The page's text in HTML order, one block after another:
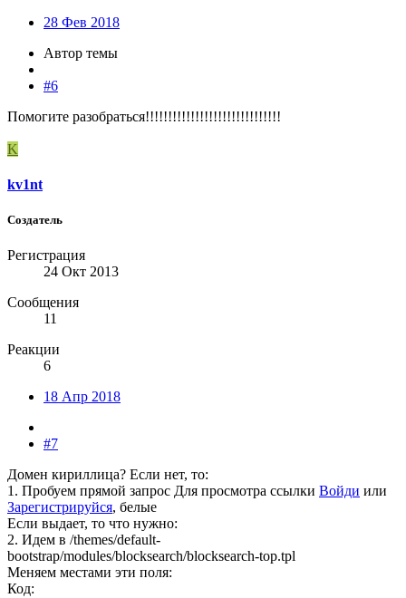
28 Фев 2018
Автор темы
#6
Помогите разобраться!!!!!!!!!!!!!!!!!!!!!!!!!!!!!!
K
kv1nt
Создатель
Регистрация
24 Окт 2013
Сообщения
11
Реакции
6
18 Апр 2018
#7
Домен кириллица? Если нет, то:
1. Пробуем прямой запрос Для просмотра ссылки Войди или
Зарегистрируйся, белые
Если выдает, то что нужно:
2. Идем в /themes/default-
bootstrap/modules/blocksearch/blocksearch-top.tpl
Меняем местами эти поля:
Код: